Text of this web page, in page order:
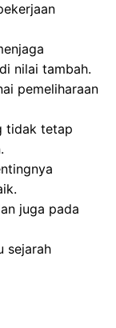
nilai tambah.
pemeliharaan
tidak tetap
juga pada
sejarah